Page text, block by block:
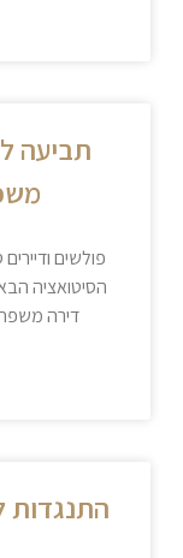
תביעה
פולשים
הסיטואציה
דירה
התנגדות